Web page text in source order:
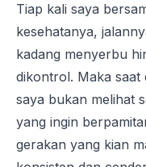
Tiap kali saya
kesehatanya,
kadang menyerbu
dikontrol. Maka saat
saya bukan melihat
yang ingin
gerakan yang kian